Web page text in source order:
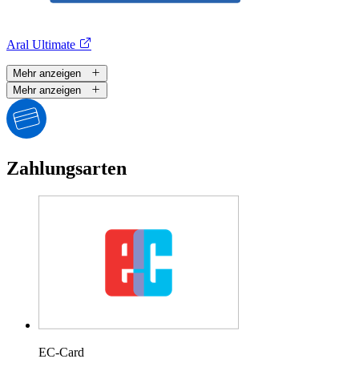
Aral Ultimate
Mehr anzeigen
Mehr anzeigen
Zahlungsarten
EC-Card